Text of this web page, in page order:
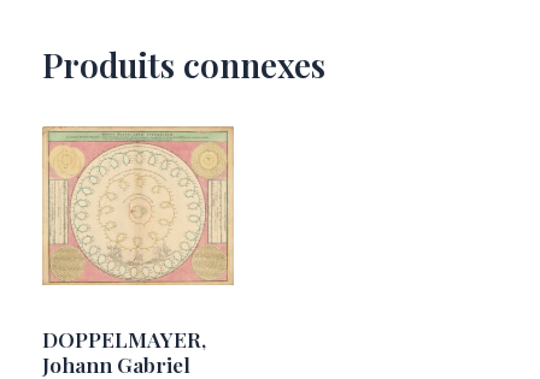
Produits connexes
DOPPELMAYER,
Johann Gabriel